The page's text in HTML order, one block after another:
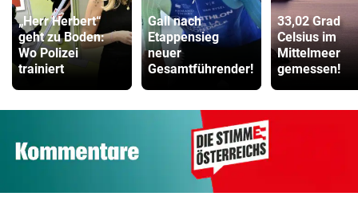
„Herr Herbert“
geht zu Boden:
Wo Polizei
trainiert
Gall nach
Etappensieg
neuer
Gesamtführender!
33,02 Grad
Celsius im
Mittelmeer
gemessen!